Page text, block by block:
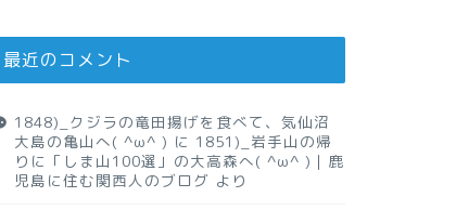
最近のコメント
1848)_クジラの竜田揚げを食べて、気仙沼
大島の亀山へ( ^ω^ ) に 1851)_岩手山の帰
りに「しま山100選」の大高森へ( ^ω^ )｜鹿
児島に住む関西人のブログ より